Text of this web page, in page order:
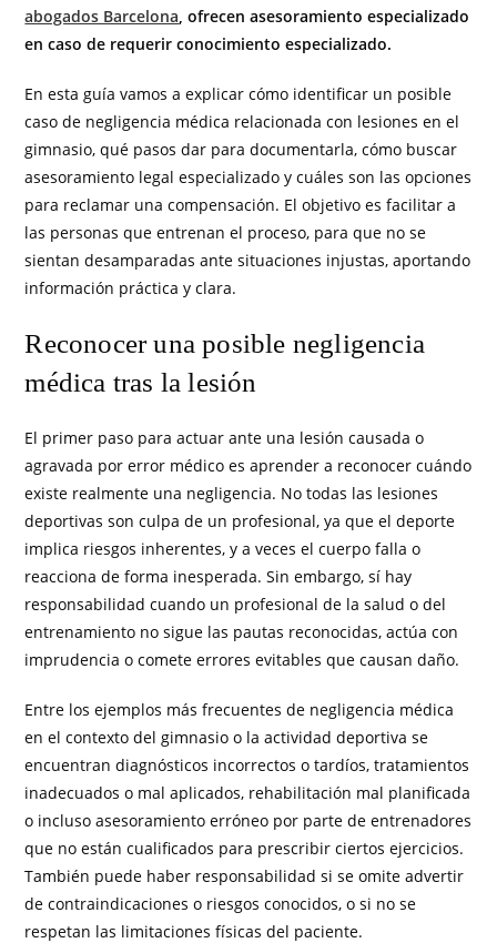
abogados Barcelona , ofrecen asesoramiento especializado
en caso de requerir conocimiento especializado.
En esta guía vamos a explicar cómo identificar un posible
caso de negligencia médica relacionada con lesiones en el
gimnasio, qué pasos dar para documentarla, cómo buscar
asesoramiento legal especializado y cuáles son las opciones
para reclamar una compensación. El objetivo es facilitar a
las personas que entrenan el proceso, para que no se
sientan desamparadas ante situaciones injustas, aportando
información práctica y clara.
Reconocer una posible negligencia
médica tras la lesión
El primer paso para actuar ante una lesión causada o
agravada por error médico es aprender a reconocer cuándo
existe realmente una negligencia. No todas las lesiones
deportivas son culpa de un profesional, ya que el deporte
implica riesgos inherentes, y a veces el cuerpo falla o
reacciona de forma inesperada. Sin embargo, sí hay
responsabilidad cuando un profesional de la salud o del
entrenamiento no sigue las pautas reconocidas, actúa con
imprudencia o comete errores evitables que causan daño.
Entre los ejemplos más frecuentes de negligencia médica
en el contexto del gimnasio o la actividad deportiva se
encuentran diagnósticos incorrectos o tardíos, tratamientos
inadecuados o mal aplicados, rehabilitación mal planificada
o incluso asesoramiento erróneo por parte de entrenadores
que no están cualificados para prescribir ciertos ejercicios.
También puede haber responsabilidad si se omite advertir
de contraindicaciones o riesgos conocidos, o si no se
respetan las limitaciones físicas del paciente.